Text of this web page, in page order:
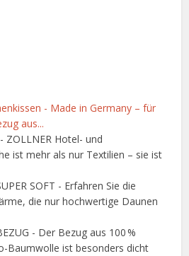
- Made in Germany – für
aus...
ZOLLNER Hotel- und
ist mehr als nur Textilien – sie ist
SOFT - Erfahren Sie die
die nur hochwertige Daunen
- Der Bezug aus 100 %
Baumwolle ist besonders dicht